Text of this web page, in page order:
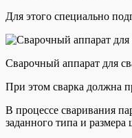
Для этого специально
Сварочный аппарат для
При этом сварка должна
В процессе сваривания
заданного типа и размера